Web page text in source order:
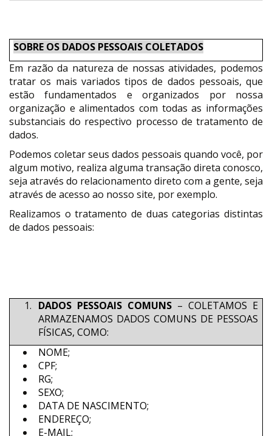
SOBRE OS DADOS PESSOAIS COLETADOS
Em razão da natureza de nossas atividades, podemos
tratar os mais variados tipos de dados pessoais, que
estão fundamentados e organizados por nossa
organização e alimentados com todas as informações
substanciais do respectivo processo de tratamento de
dados.
Podemos coletar seus dados pessoais quando você, por
algum motivo, realiza alguma transação direta conosco,
seja através do relacionamento direto com a gente, seja
através de acesso ao nosso site, por exemplo.
Realizamos o tratamento de duas categorias distintas
de dados pessoais:
DADOS PESSOAIS COMUNS – COLETAMOS E
ARMAZENAMOS DADOS COMUNS DE PESSOAS
FÍSICAS, COMO:
NOME;
CPF;
RG;
SEXO;
DATA DE NASCIMENTO;
ENDEREÇO;
E-MAIL;